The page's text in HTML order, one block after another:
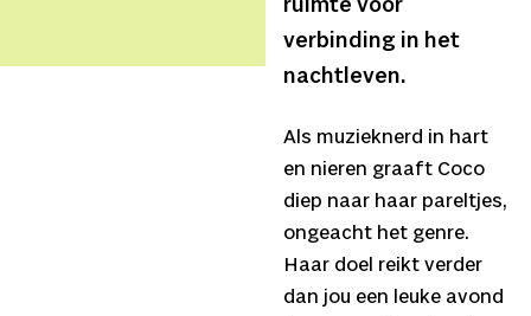
ruimte voor
verbinding in het
nachtleven.
Als muzieknerd in hart
en nieren graaft Coco
diep naar haar pareltjes,
ongeacht het genre.
Haar doel reikt verder
dan jou een leuke avond